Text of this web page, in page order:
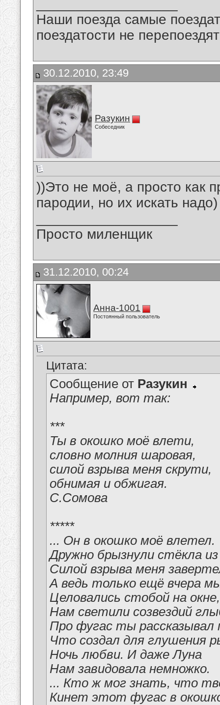
Наши поезда самые
поездатости не
30.12.2010, 23:49
Разукин
Собеседник
))Это не моё, а просто как
пародии, но их искать надо)
Просто миленщик
31.12.2010, 00:24
Анна-1001
Постоянный пользователь
Цитата:
Сообщение от Разукин
Например, вот так:
***
Ты в окошко моё влети,
словно молния шаровая,
силой взрыва меня скрути,
обнимая и обжигая.
С.Сомова
*****
... Он в окошко моё влетел.
Дружно брызнули стёкла
Силой взрыва меня
А ведь только ещё вчера
Целовались стобой на окне,
Нам светили созвездий
Про фугас ты рассказывал
Что создал для глушения
Ночь любви. И даже Луна
Нам завидовала немножко.
... Кто ж мог знать, что
Кинет этот фугас в